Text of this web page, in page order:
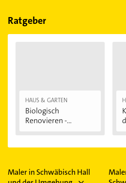
Ratgeber
HAUS & GARTEN
Biologisch
Renovieren -
Maler in Schwäbisch Hall